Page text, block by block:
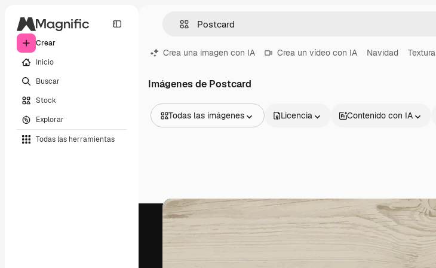
Crear
Inicio
Buscar
Stock
Explorar
Todas las herramientas
Crea una imagen con IA Crea un vídeo con IA Navidad Textura
Imágenes de Postcard
Todas las imágenes
Vídeos
Clips de vídeo
Motion graphics
Plantillas de vídeos
Iconos
Licencia Contenido con IA
Productos